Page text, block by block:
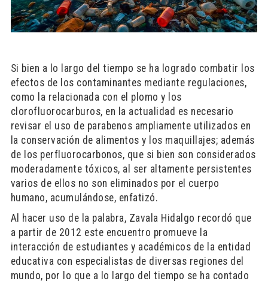
Si bien a lo largo del tiempo se ha logrado combatir los
efectos de los contaminantes mediante regulaciones,
como la relacionada con el plomo y los
clorofluorocarburos, en la actualidad es necesario
revisar el uso de parabenos ampliamente utilizados en
la conservación de alimentos y los maquillajes; además
de los perfluorocarbonos, que si bien son considerados
moderadamente tóxicos, al ser altamente persistentes
varios de ellos no son eliminados por el cuerpo
humano, acumulándose, enfatizó.
Al hacer uso de la palabra, Zavala Hidalgo recordó que
a partir de 2012 este encuentro promueve la
interacción de estudiantes y académicos de la entidad
educativa con especialistas de diversas regiones del
mundo, por lo que a lo largo del tiempo se ha contado